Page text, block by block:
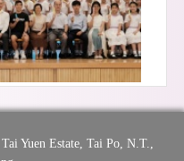
Yuen Estate, Tai Po, N.T.,